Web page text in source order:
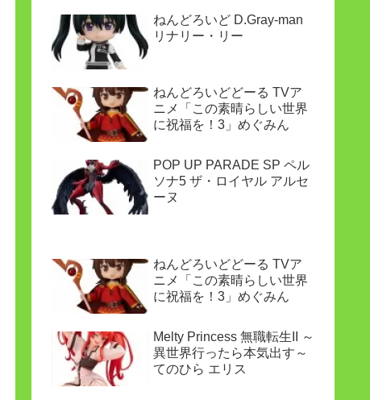
ねんどろいど D.Gray-man
リナリー・リー
ねんどろいどどーる TVア
ニメ「この素晴らしい世界
に祝福を！3」めぐみん
POP UP PARADE SP ペル
ソナ5 ザ・ロイヤル アルセ
ーヌ
ねんどろいどどーる TVア
ニメ「この素晴らしい世界
に祝福を！3」めぐみん
Melty Princess 無職転生II ～
異世界行ったら本気出す～
てのひら エリス